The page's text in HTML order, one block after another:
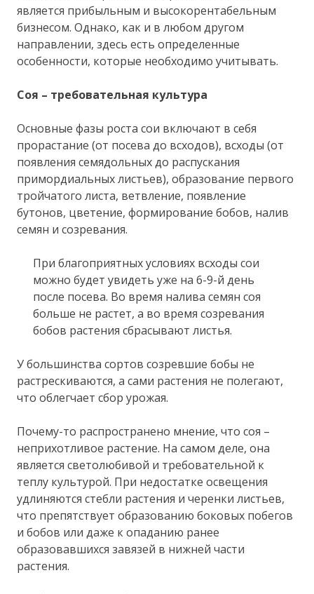
является прибыльным и высокорентабельным
бизнесом. Однако, как и в любом другом
направлении, здесь есть определенные
особенности, которые необходимо учитывать.
Соя – требовательная культура
Основные фазы роста сои включают в себя
прорастание (от посева до всходов), всходы (от
появления семядольных до распускания
примордиальных листьев), образование первого
тройчатого листа, ветвление, появление
бутонов, цветение, формирование бобов, налив
семян и созревания.
При благоприятных условиях всходы сои
можно будет увидеть уже на 6-9-й день
после посева. Во время налива семян соя
больше не растет, а во время созревания
бобов растения сбрасывают листья.
У большинства сортов созревшие бобы не
растрескиваются, а сами растения не полегают,
что облегчает сбор урожая.
Почему-то распространено мнение, что соя –
неприхотливое растение. На самом деле, она
является светолюбивой и требовательной к
теплу культурой. При недостатке освещения
удлиняются стебли растения и черенки листьев,
что препятствует образованию боковых побегов
и бобов или даже к опаданию ранее
образовавшихся завязей в нижней части
растения.